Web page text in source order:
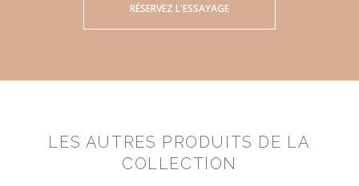
RÉSERVEZ L'ESSAYAGE
LES AUTRES PRODUITS DE LA
COLLECTION